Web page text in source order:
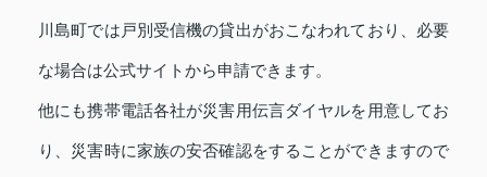
川島町では戸別受信機の貸出がおこなわれており、必要
な場合は公式サイトから申請できます。
他にも携帯電話各社が災害用伝言ダイヤルを用意してお
り、災害時に家族の安否確認をすることができますので